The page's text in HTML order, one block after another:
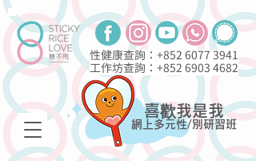
性健康查詢：+852 6077 3941
工作坊查詢：+852 6903 4682
喜歡我是我
網上多元性/別研習班